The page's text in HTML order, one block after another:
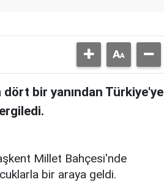
dört bir yanından Türkiye'ye
Millet Bahçesi'nde
bir araya geldi.